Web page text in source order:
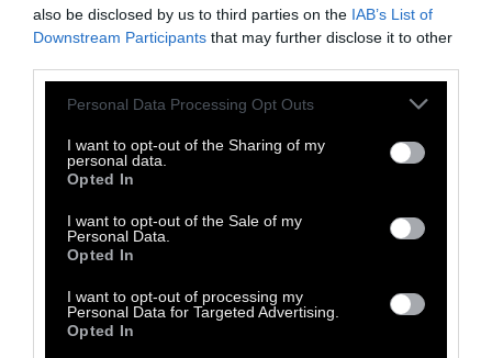
also be disclosed by us to third parties on the IAB’s List of
Downstream Participants that may further disclose it to other
Personal Data Processing Opt Outs
I want to opt-out of the Sharing of my
personal data.
Opted In
I want to opt-out of the Sale of my
Personal Data.
Opted In
I want to opt-out of processing my
Personal Data for Targeted Advertising.
Opted In
Ένα freestyle σετ από τον Σεραφείμ
6 Μαΐου 2016